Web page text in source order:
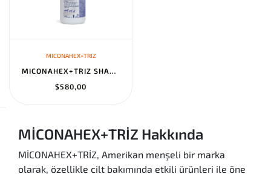
MICONAHEX+TRIZ
MICONAHEX+TRIZ SHAMPOO FOR DOGS, CATS & HORSES, 1-GALLON BOTTLE
$580,00
MİCONAHEX+TRİZ Hakkında
MİCONAHEX+TRİZ, Amerikan menşeli bir marka
olarak, özellikle cilt bakımında etkili ürünleri ile öne